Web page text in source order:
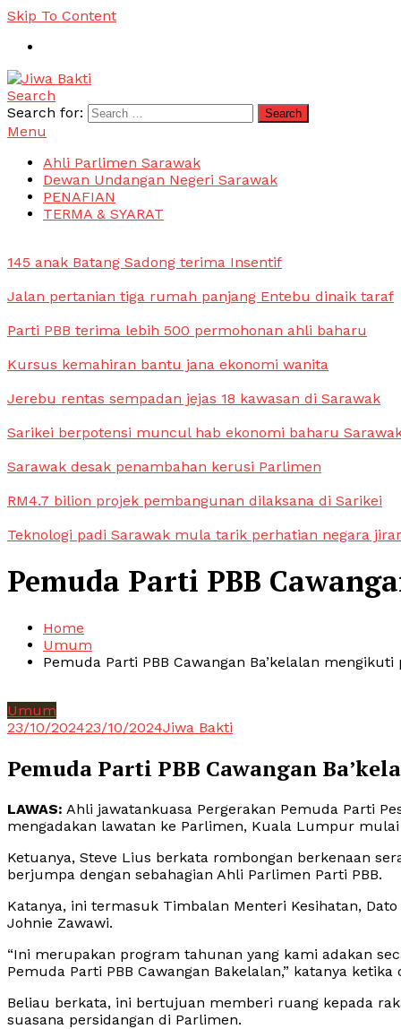
Skip To Content
Jiwa Bakti
Suara PBB Sarawak
Search
Search for:
Menu
Ahli Parlimen Sarawak
Dewan Undangan Negeri Sarawak
PENAFIAN
TERMA & SYARAT
145 anak Batang Sadong terima Insentif
Jalan pertanian tiga rumah panjang Entebu dinaik taraf
Parti PBB terima lebih 500 permohonan ahli baharu
Kursus kemahiran bantu jana ekonomi wanita
Jerebu rentas sempadan jejas 18 kawasan di Sarawak
Sarikei berpotensi muncul hab ekonomi baharu
Sarawak desak penambahan kerusi Parlimen
RM4.7 bilion projek pembangunan dilaksana di Sarikei
Teknologi padi Sarawak mula tarik perhatian negara
Pemuda Parti PBB
Home
Umum
Pemuda Parti PBB Cawangan Ba’kelalan
Umum
23/10/202423/10/2024Jiwa Bakti
Pemuda Parti PBB Cawangan
LAWAS: Ahli jawatankuasa Pergerakan Pemuda Parti
mengadakan lawatan ke Parlimen, Kuala Lumpur
Ketuanya, Steve Lius berkata rombongan berkenaan
berjumpa dengan sebahagian Ahli Parlimen Parti PBB.
Katanya, ini termasuk Timbalan Menteri Kesihatan,
Johnie Zawawi.
“Ini merupakan program tahunan yang kami adakan
Pemuda Parti PBB Cawangan Bakelalan,” katanya
Beliau berkata, ini bertujuan memberi ruang kepada
suasana persidangan di Parlimen.